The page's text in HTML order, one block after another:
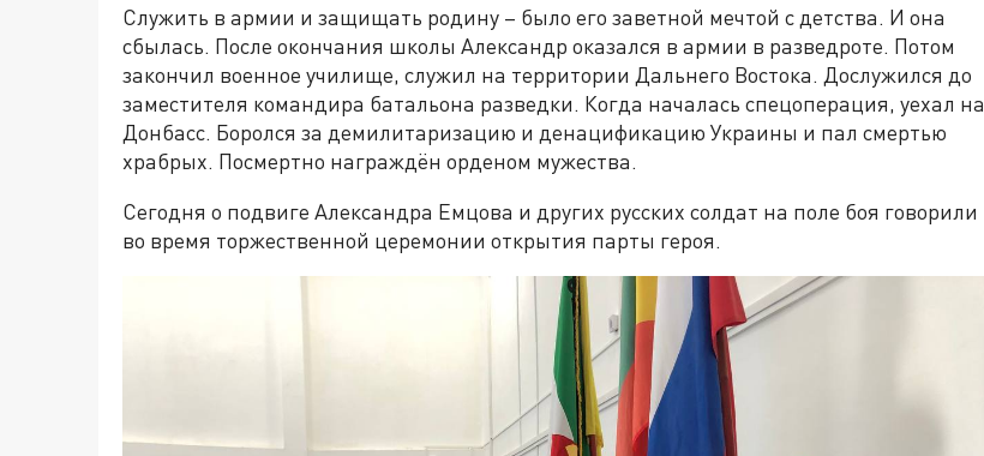
Служить в армии и защищать родину – было его заветной мечтой с детства. И она
сбылась. После окончания школы Александр оказался в армии в разведроте. Потом
закончил военное училище, служил на территории Дальнего Востока. Дослужился до
заместителя командира батальона разведки. Когда началась спецоперация, уехал на
Донбасс. Боролся за демилитаризацию и денацификацию Украины и пал смертью
храбрых. Посмертно награждён орденом мужества.
Сегодня о подвиге Александра Емцова и других русских солдат на поле боя говорили
во время торжественной церемонии открытия парты героя.